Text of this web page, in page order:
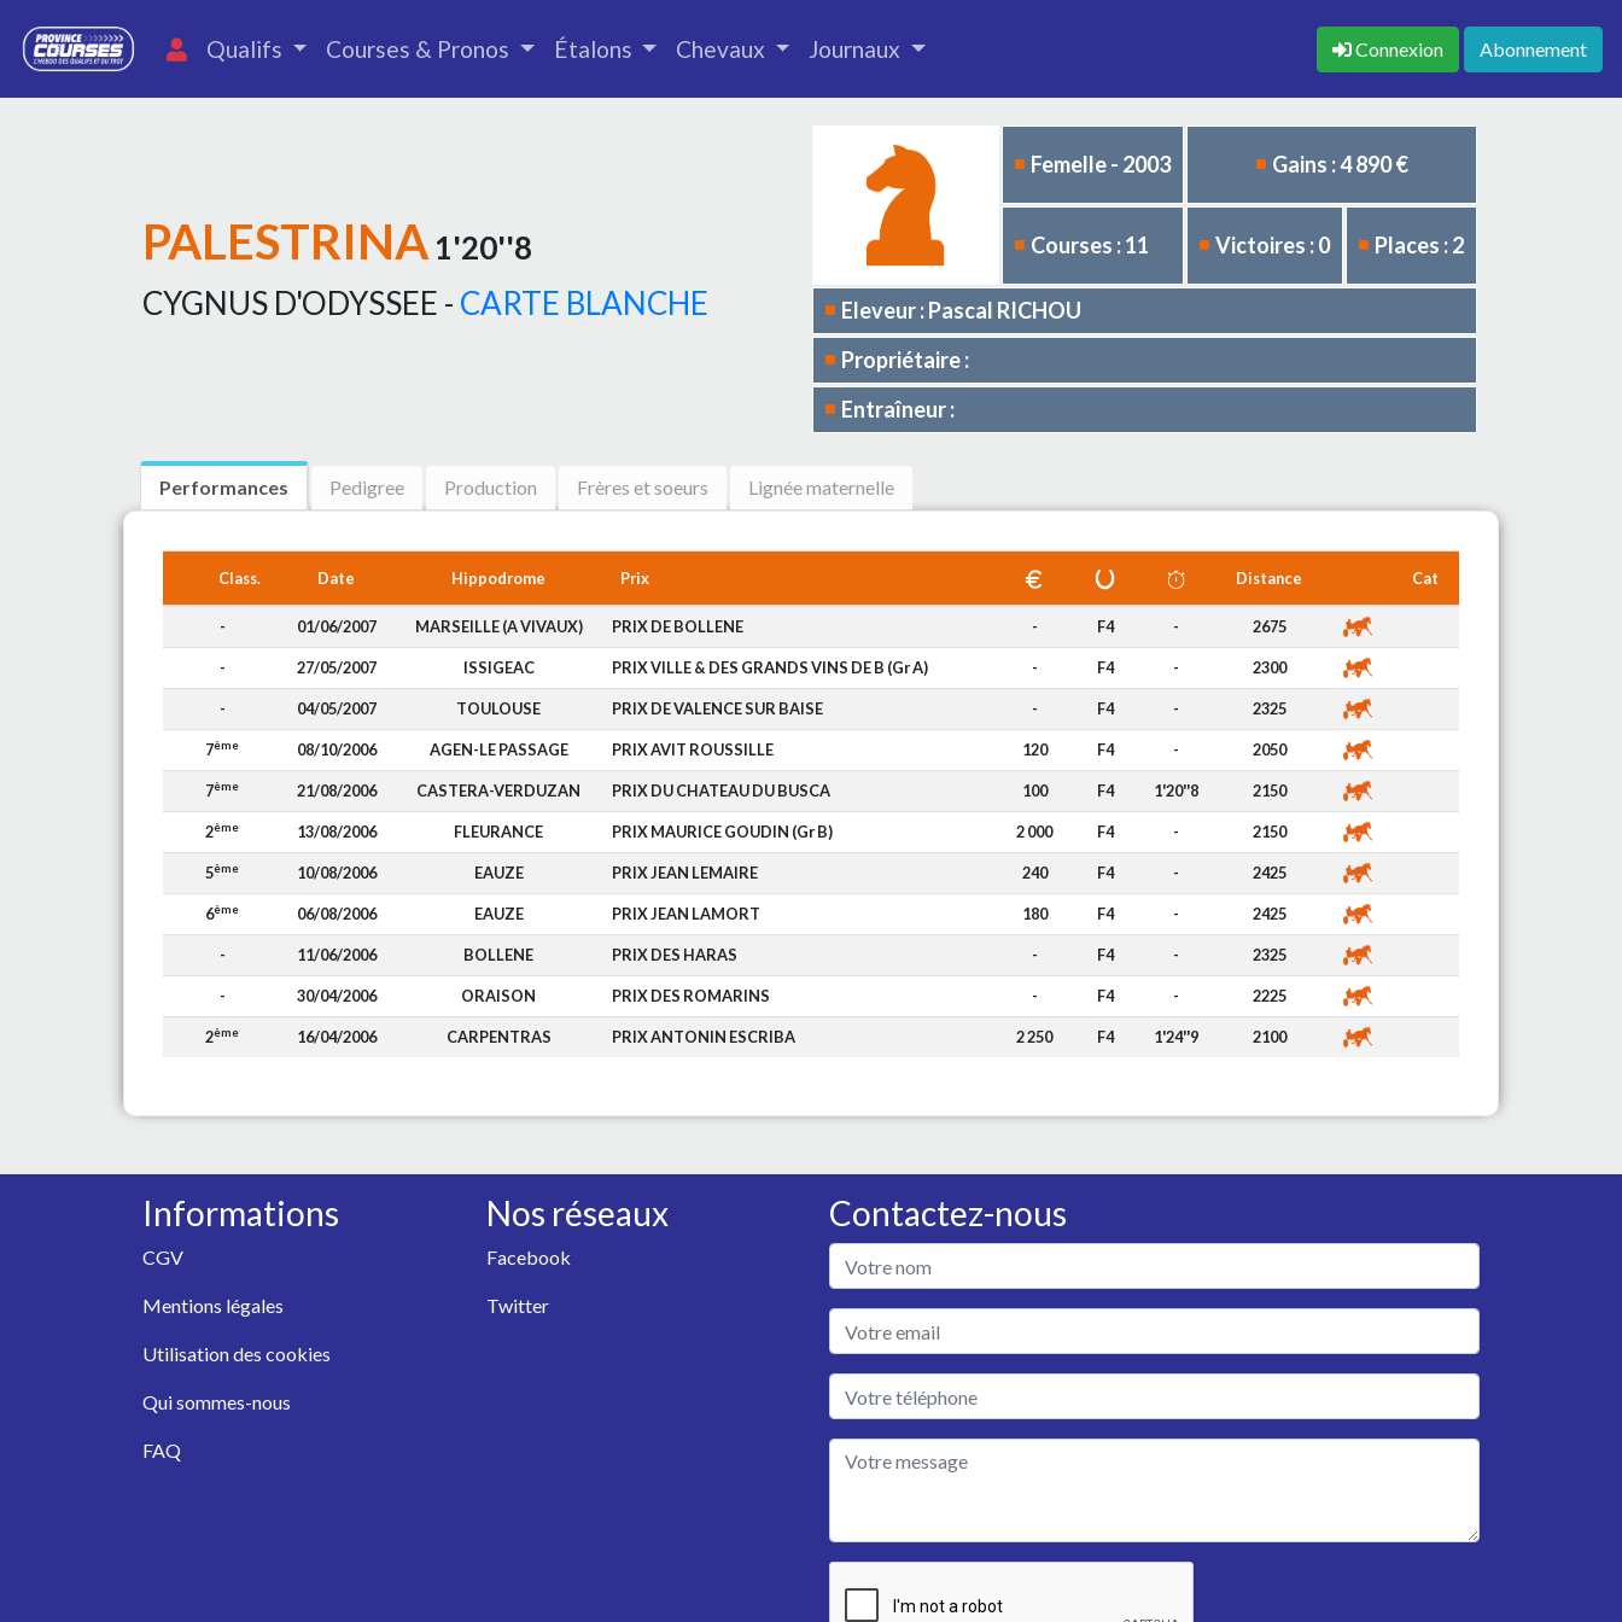
Qualifs Courses & Pronos Étalons Chevaux Journaux Connexion Abonnement
PALESTRINA 1'20''8
CYGNUS D'ODYSSEE - CARTE BLANCHE
Femelle - 2003 Gains : 4 890 €
Courses : 11 Victoires : 0 Places : 2
Eleveur : Pascal RICHOU
Propriétaire :
Entraîneur :
Performances Pedigree Production Frères et soeurs Lignée maternelle
Class. Date Hippodrome Prix Distance Cat
- 01/06/2007 MARSEILLE (A VIVAUX) PRIX DE BOLLENE - F4 - 2675
- 27/05/2007 ISSIGEAC PRIX VILLE & DES GRANDS VINS DE B (Gr A) - F4 - 2300
- 04/05/2007 TOULOUSE PRIX DE VALENCE SUR BAISE - F4 - 2325
7ème 08/10/2006 AGEN-LE PASSAGE PRIX AVIT ROUSSILLE 120 F4 - 2050
7ème 21/08/2006 CASTERA-VERDUZAN PRIX DU CHATEAU DU BUSCA 100 F4 1'20''8 2150
2ème 13/08/2006 FLEURANCE PRIX MAURICE GOUDIN (Gr B) 2 000 F4 - 2150
5ème 10/08/2006 EAUZE PRIX JEAN LEMAIRE 240 F4 - 2425
6ème 06/08/2006 EAUZE PRIX JEAN LAMORT 180 F4 - 2425
- 11/06/2006 BOLLENE PRIX DES HARAS - F4 - 2325
- 30/04/2006 ORAISON PRIX DES ROMARINS - F4 - 2225
2ème 16/04/2006 CARPENTRAS PRIX ANTONIN ESCRIBA 2 250 F4 1'24''9 2100
Informations
CGV
Mentions légales
Utilisation des cookies
Qui sommes-nous
FAQ
Nos réseaux
Facebook
Twitter
Contactez-nous